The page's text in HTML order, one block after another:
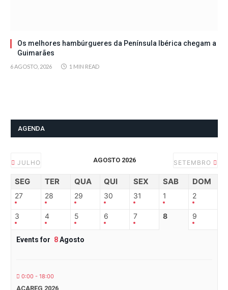
Os melhores hambúrgueres da Península Ibérica chegam a
Guimarães
6 AGOSTO, 2026 1 MIN READ
AGENDA
JULHO AGOSTO 2026 SETEMBRO
SEG TER QUA QUI SEX SAB DOM
27 28 29 30 31 1 2
3 4 5 6 7 8 9
Events for 8Agosto
0:00 - 18:00
ACAREG 2026